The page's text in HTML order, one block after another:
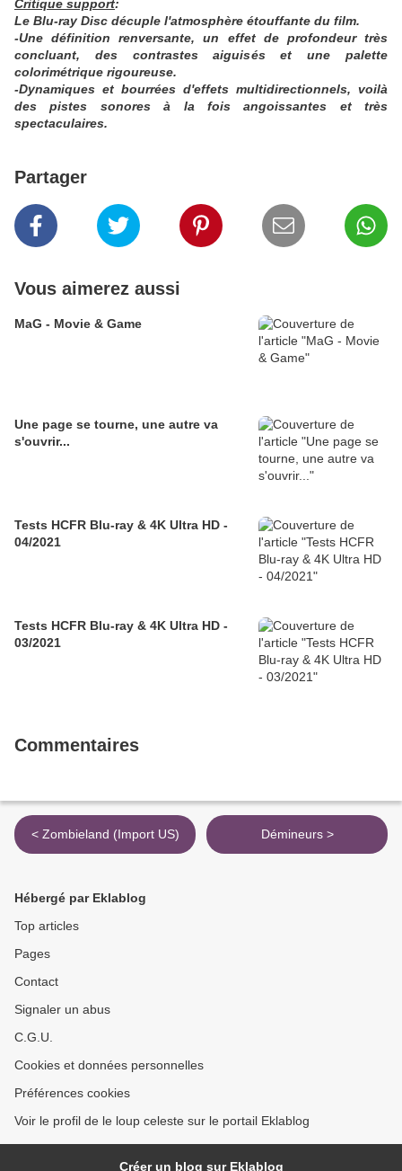
Critique support:
Le Blu-ray Disc décuple l'atmosphère étouffante du film.
-Une définition renversante, un effet de profondeur très
concluant, des contrastes aiguisés et une palette
colorimétrique rigoureuse.
-Dynamiques et bourrées d'effets multidirectionnels, voilà
des pistes sonores à la fois angoissantes et très
spectaculaires.
Partager
Vous aimerez aussi
MaG - Movie & Game
Une page se tourne, une autre va
s'ouvrir...
Tests HCFR Blu-ray & 4K Ultra HD -
04/2021
Tests HCFR Blu-ray & 4K Ultra HD -
03/2021
Commentaires
< Zombieland (Import US) Démineurs >
Hébergé par Eklablog
Top articles
Pages
Contact
Signaler un abus
C.G.U.
Cookies et données personnelles
Préférences cookies
Voir le profil de le loup celeste sur le portail Eklablog
Créer un blog sur Eklablog